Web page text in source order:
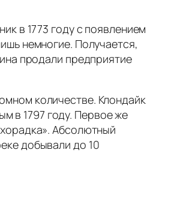
в 1773 году с появлением
немногие. Получается,
продали предприятие
количестве. Клондайк
в 1797 году. Первое же
Абсолютный
добывали до 10